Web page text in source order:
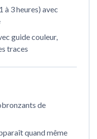
à 3 heures) avec
guide couleur,
traces
de
quand même